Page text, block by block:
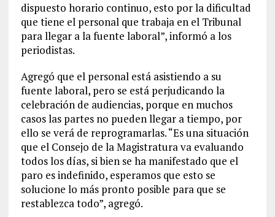
dispuesto horario continuo, esto por la dificultad
que tiene el personal que trabaja en el Tribunal
para llegar a la fuente laboral”, informó a los
periodistas.
Agregó que el personal está asistiendo a su
fuente laboral, pero se está perjudicando la
celebración de audiencias, porque en muchos
casos las partes no pueden llegar a tiempo, por
ello se verá de reprogramarlas. “Es una situación
que el Consejo de la Magistratura va evaluando
todos los días, si bien se ha manifestado que el
paro es indefinido, esperamos que esto se
solucione lo más pronto posible para que se
restablezca todo”, agregó.